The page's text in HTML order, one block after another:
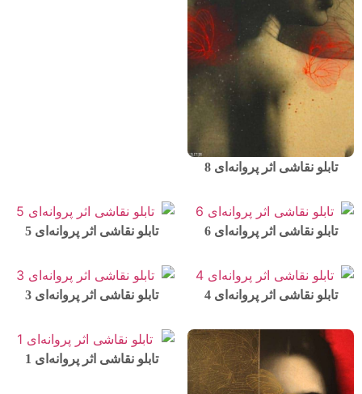
تابلو نقاشی اثر پروانه‌ای 8
تابلو نقاشی اثر پروانه‌ای 6 تابلو نقاشی اثر پروانه‌ای 5
تابلو نقاشی اثر پروانه‌ای 4 تابلو نقاشی اثر پروانه‌ای 3
تابلو نقاشی اثر پروانه‌ای 1